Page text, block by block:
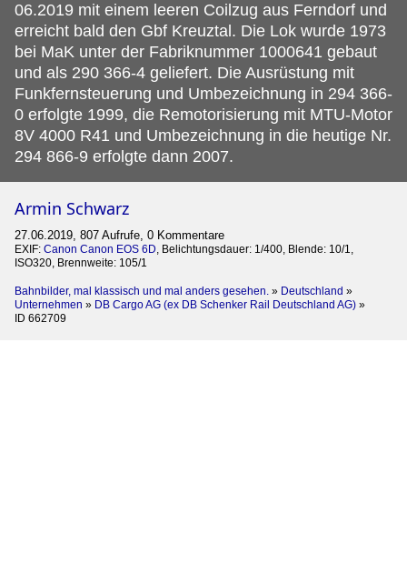
06.2019 mit einem leeren Coilzug aus Ferndorf und
erreicht bald den Gbf Kreuztal. Die Lok wurde 1973
bei MaK unter der Fabriknummer 1000641 gebaut
und als 290 366-4 geliefert. Die Ausrüstung mit
Funkfernsteuerung und Umbezeichnung in 294 366-
0 erfolgte 1999, die Remotorisierung mit MTU-Motor
8V 4000 R41 und Umbezeichnung in die heutige Nr.
294 866-9 erfolgte dann 2007.
Armin Schwarz
27.06.2019, 807 Aufrufe, 0 Kommentare
EXIF: Canon Canon EOS 6D, Belichtungsdauer: 1/400, Blende: 10/1,
ISO320, Brennweite: 105/1
Bahnbilder, mal klassisch und mal anders gesehen. » Deutschland »
Unternehmen » DB Cargo AG (ex DB Schenker Rail Deutschland AG) »
ID 662709